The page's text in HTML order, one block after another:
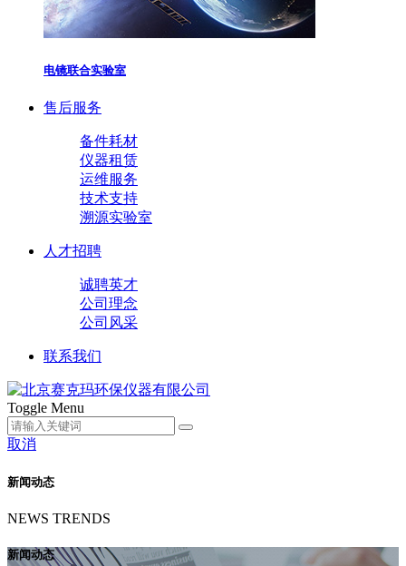
电镜联合实验室
售后服务
备件耗材
仪器租赁
运维服务
技术支持
溯源实验室
人才招聘
诚聘英才
公司理念
公司风采
联系我们
Toggle Menu
取消
新闻动态
NEWS TRENDS
新闻动态